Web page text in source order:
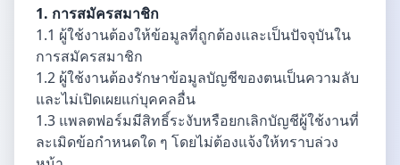
1. การสมัครสมาชิก
1.1 ผู้ใช้งานต้องให้ข้อมูลที่ถูกต้องและเป็นปัจจุบันใน
การสมัครสมาชิก
1.2 ผู้ใช้งานต้องรักษาข้อมูลบัญชีของตนเป็นความลับ
และไม่เปิดเผยแก่บุคคลอื่น
1.3 แพลตฟอร์มมีสิทธิ์ระงับหรือยกเลิกบัญชีผู้ใช้งานที่
ละเมิดข้อกำหนดใด ๆ โดยไม่ต้องแจ้งให้ทราบล่วง